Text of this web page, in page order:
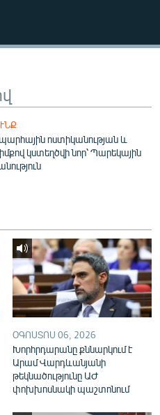
ոստիկանության և
կստեղծվի նոր՝ Պարեկային
ՕԳՈՍՏՈՍ 06, 2026
Խորհրդարանը քննարկում է
Արամ Վարդևանյանի
թեկնածությունը ԱԺ
փոխխոսնակի պաշտոնում